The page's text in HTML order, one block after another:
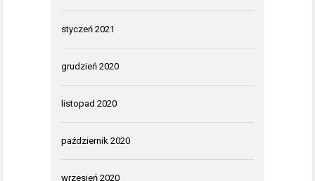
styczeń 2021
grudzień 2020
listopad 2020
październik 2020
wrzesień 2020